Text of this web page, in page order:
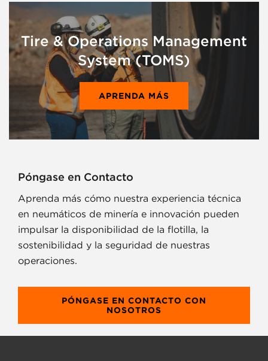
Tire & Operations Management
System (TOMS)
APRENDA MÁS
Póngase en Contacto
Aprenda más cómo nuestra experiencia técnica
en neumáticos de minería e innovación pueden
impulsar la disponibilidad de la flotilla, la
sostenibilidad y la seguridad de nuestras
operaciones.
PÓNGASE EN CONTACTO CON
NOSOTROS